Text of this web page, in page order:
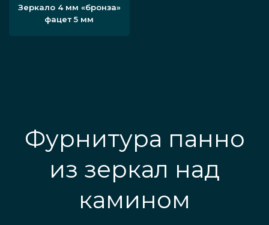
Зеркало 4 мм «бронза»
фацет 5 мм
Фурнитура панно
из зеркал над
камином